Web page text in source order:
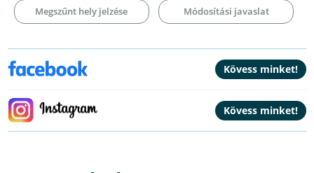
Megszűnt hely jelzése Módosítási javaslat